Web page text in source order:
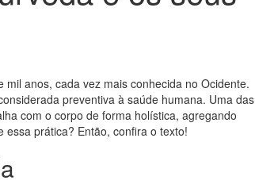
anos, cada vez mais conhecida no Ocidente.
preventiva à saúde humana. Uma das
com o corpo de forma holística, agregando
prática? Então, confira o texto!